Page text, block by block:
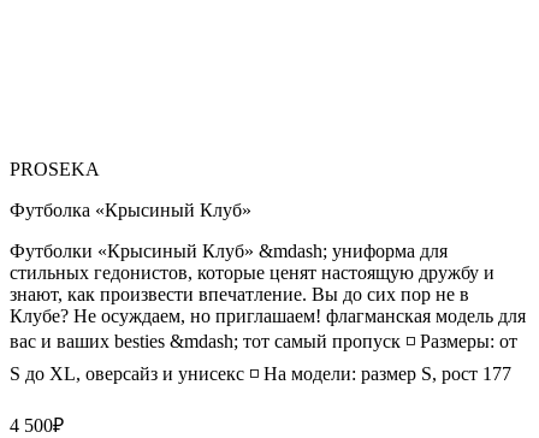
PROSEKA
Футболка «Крысиный Клуб»
Футболки «Крысиный Клуб» &mdash; униформа для
стильных гедонистов, которые ценят настоящую дружбу и
знают, как произвести впечатление. Вы до сих пор не в
Клубе? Не осуждаем, но приглашаем! флагманская модель для
вас и ваших besties &mdash; тот самый пропуск ◽️ Размеры: от
S до XL, оверсайз и унисекс ◽️ На модели: размер S, рост 177
4 500₽